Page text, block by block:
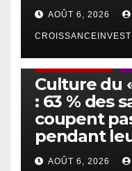
AOÛT 6, 2026
Culture du
: 63 % des
coupent
pendant
AOÛT 6, 2026